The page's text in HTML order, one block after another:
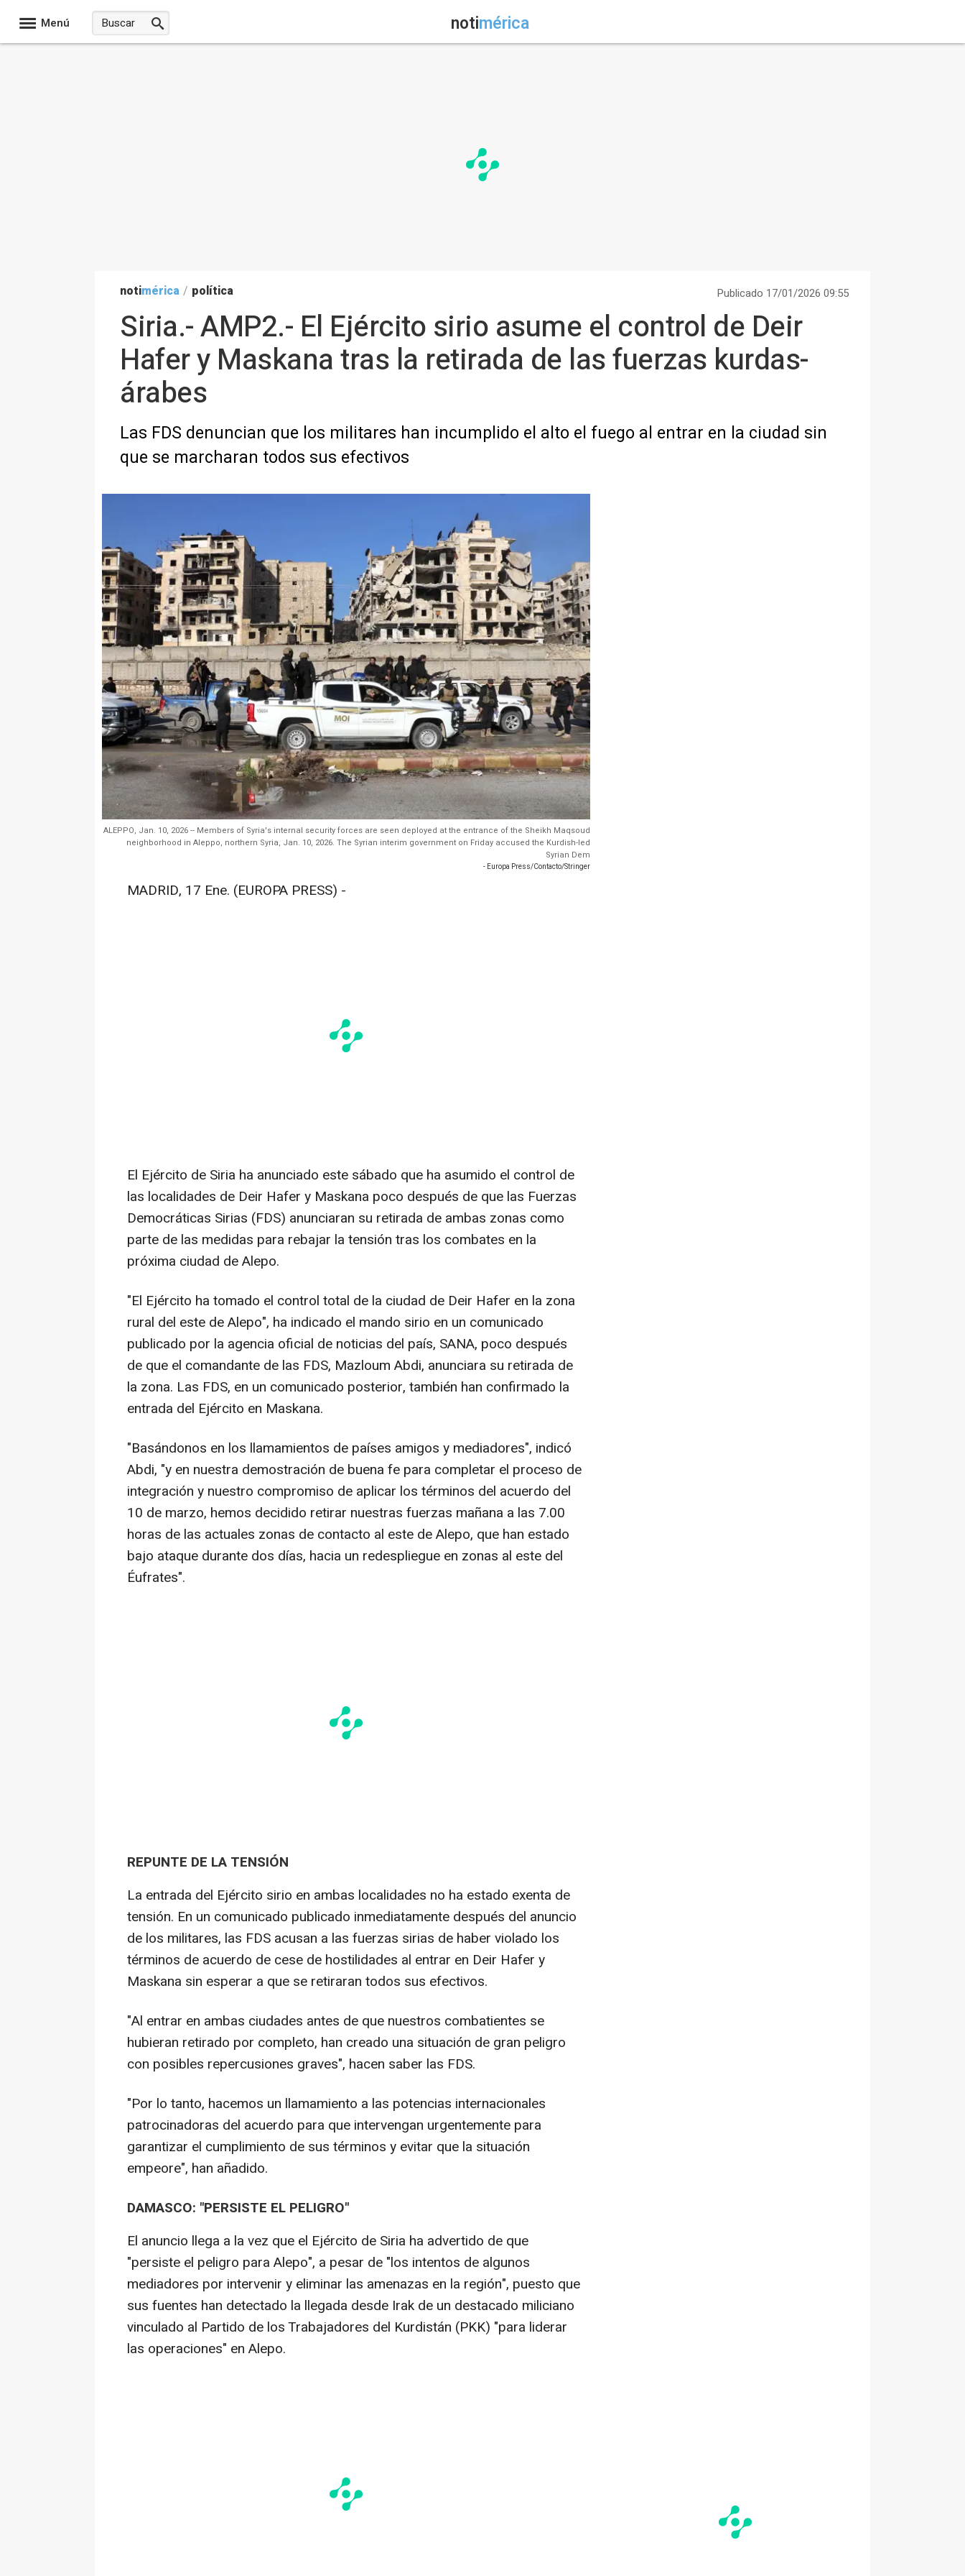
Menú notimérica
notimérica / política Publicado 17/01/2026 09:55
Siria.- AMP2.- El Ejército sirio asume el control de Deir
Hafer y Maskana tras la retirada de las fuerzas kurdas-
árabes
Las FDS denuncian que los militares han incumplido el alto el fuego al entrar en la ciudad sin
que se marcharan todos sus efectivos
ALEPPO, Jan. 10, 2026 -- Members of Syria's internal security forces are seen deployed at the entrance of the Sheikh Maqsoud
neighborhood in Aleppo, northern Syria, Jan. 10, 2026. The Syrian interim government on Friday accused the Kurdish-led
Syrian Dem
- Europa Press/Contacto/Stringer
MADRID, 17 Ene. (EUROPA PRESS) -
El Ejército de Siria ha anunciado este sábado que ha asumido el control de
las localidades de Deir Hafer y Maskana poco después de que las Fuerzas
Democráticas Sirias (FDS) anunciaran su retirada de ambas zonas como
parte de las medidas para rebajar la tensión tras los combates en la
próxima ciudad de Alepo.
"El Ejército ha tomado el control total de la ciudad de Deir Hafer en la zona
rural del este de Alepo", ha indicado el mando sirio en un comunicado
publicado por la agencia oficial de noticias del país, SANA, poco después
de que el comandante de las FDS, Mazloum Abdi, anunciara su retirada de
la zona. Las FDS, en un comunicado posterior, también han confirmado la
entrada del Ejército en Maskana.
"Basándonos en los llamamientos de países amigos y mediadores", indicó
Abdi, "y en nuestra demostración de buena fe para completar el proceso de
integración y nuestro compromiso de aplicar los términos del acuerdo del
10 de marzo, hemos decidido retirar nuestras fuerzas mañana a las 7.00
horas de las actuales zonas de contacto al este de Alepo, que han estado
bajo ataque durante dos días, hacia un redespliegue en zonas al este del
Éufrates".
REPUNTE DE LA TENSIÓN
La entrada del Ejército sirio en ambas localidades no ha estado exenta de
tensión. En un comunicado publicado inmediatamente después del anuncio
de los militares, las FDS acusan a las fuerzas sirias de haber violado los
términos de acuerdo de cese de hostilidades al entrar en Deir Hafer y
Maskana sin esperar a que se retiraran todos sus efectivos.
"Al entrar en ambas ciudades antes de que nuestros combatientes se
hubieran retirado por completo, han creado una situación de gran peligro
con posibles repercusiones graves", hacen saber las FDS.
"Por lo tanto, hacemos un llamamiento a las potencias internacionales
patrocinadoras del acuerdo para que intervengan urgentemente para
garantizar el cumplimiento de sus términos y evitar que la situación
empeore", han añadido.
DAMASCO: "PERSISTE EL PELIGRO"
El anuncio llega a la vez que el Ejército de Siria ha advertido de que
"persiste el peligro para Alepo", a pesar de "los intentos de algunos
mediadores por intervenir y eliminar las amenazas en la región", puesto que
sus fuentes han detectado la llegada desde Irak de un destacado miliciano
vinculado al Partido de los Trabajadores del Kurdistán (PKK) "para liderar
las operaciones" en Alepo.